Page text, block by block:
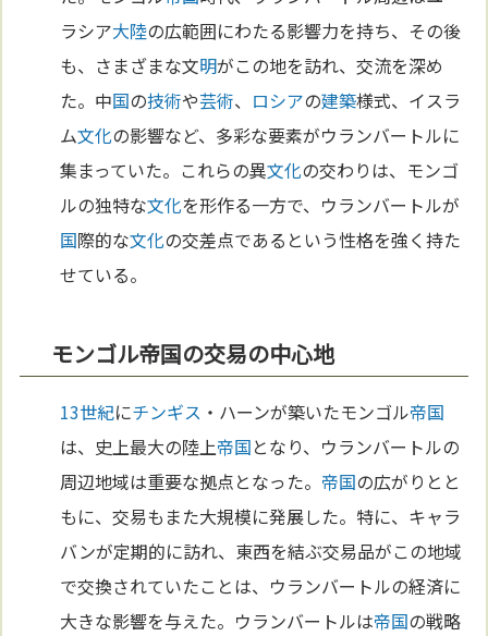
ラシア大陸の広範囲にわたる影響力を持ち、その後
も、さまざまな文明がこの地を訪れ、交流を深め
た。中国の技術や芸術、 ロシアの建築様式、イスラ
ム文化の影響など、多彩な要素がウランバートルに
集まっていた。これらの異文化の交わりは、モンゴ
ルの独特な文化を形作る一方で、ウランバートルが
国際的な文化の交差点であるという性格を強く持た
せている。
モンゴル帝国の交易の中心地
13世紀にチンギス ・ハーンが築いたモンゴル帝国
は、史上最大の陸上帝国となり、ウランバートルの
周辺地域は重要な拠点となった。 帝国の広がりとと
もに、交易もまた大規模に発展した。特に、キャラ
バンが定期的に訪れ、東西を結ぶ交易品がこの地域
で交換されていたことは、ウランバートルの経済に
大きな影響を与えた。ウランバートルは帝国の戦略